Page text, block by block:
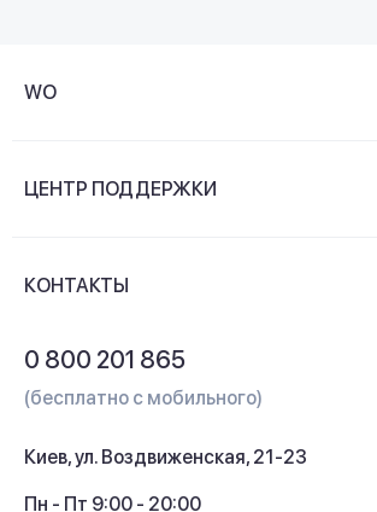
WO
Контакты
ЦЕНТР ПОДДЕРЖКИ
Кэшбек
КОНТАКТЫ
0 800 201 865
(бесплатно с мобильного)
Киев, ул. Воздвиженская, 21-23
Пн - Пт 9:00 - 20:00